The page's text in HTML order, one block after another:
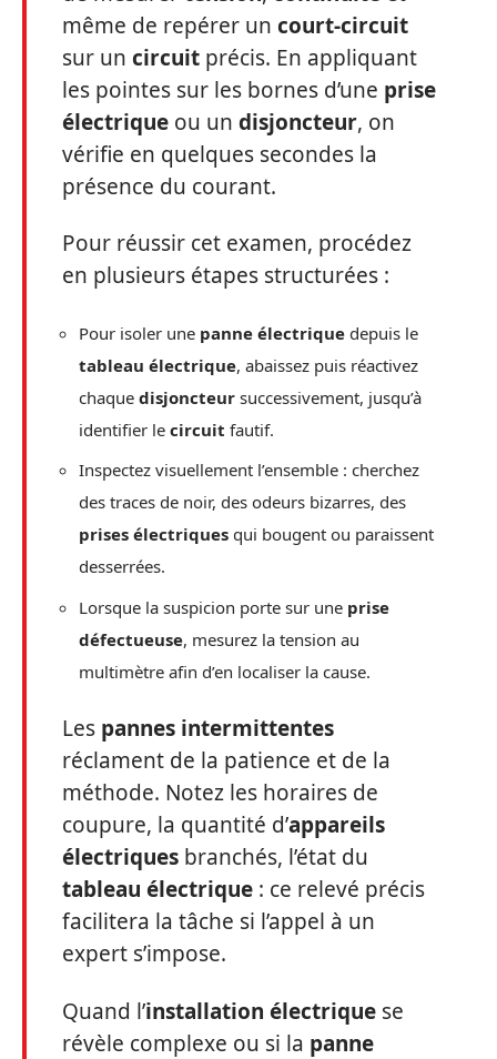
même de repérer un court-circuit
sur un circuit précis. En appliquant
les pointes sur les bornes d’une prise
électrique ou un disjoncteur, on
vérifie en quelques secondes la
présence du courant.
Pour réussir cet examen, procédez
en plusieurs étapes structurées :
Pour isoler une panne électrique depuis le
tableau électrique, abaissez puis réactivez
chaque disjoncteur successivement, jusqu’à
identifier le circuit fautif.
Inspectez visuellement l’ensemble : cherchez
des traces de noir, des odeurs bizarres, des
prises électriques qui bougent ou paraissent
desserrées.
Lorsque la suspicion porte sur une prise
défectueuse, mesurez la tension au
multimètre afin d’en localiser la cause.
Les pannes intermittentes
réclament de la patience et de la
méthode. Notez les horaires de
coupure, la quantité d’appareils
électriques branchés, l’état du
tableau électrique : ce relevé précis
facilitera la tâche si l’appel à un
expert s’impose.
Quand l’installation électrique se
révèle complexe ou si la panne